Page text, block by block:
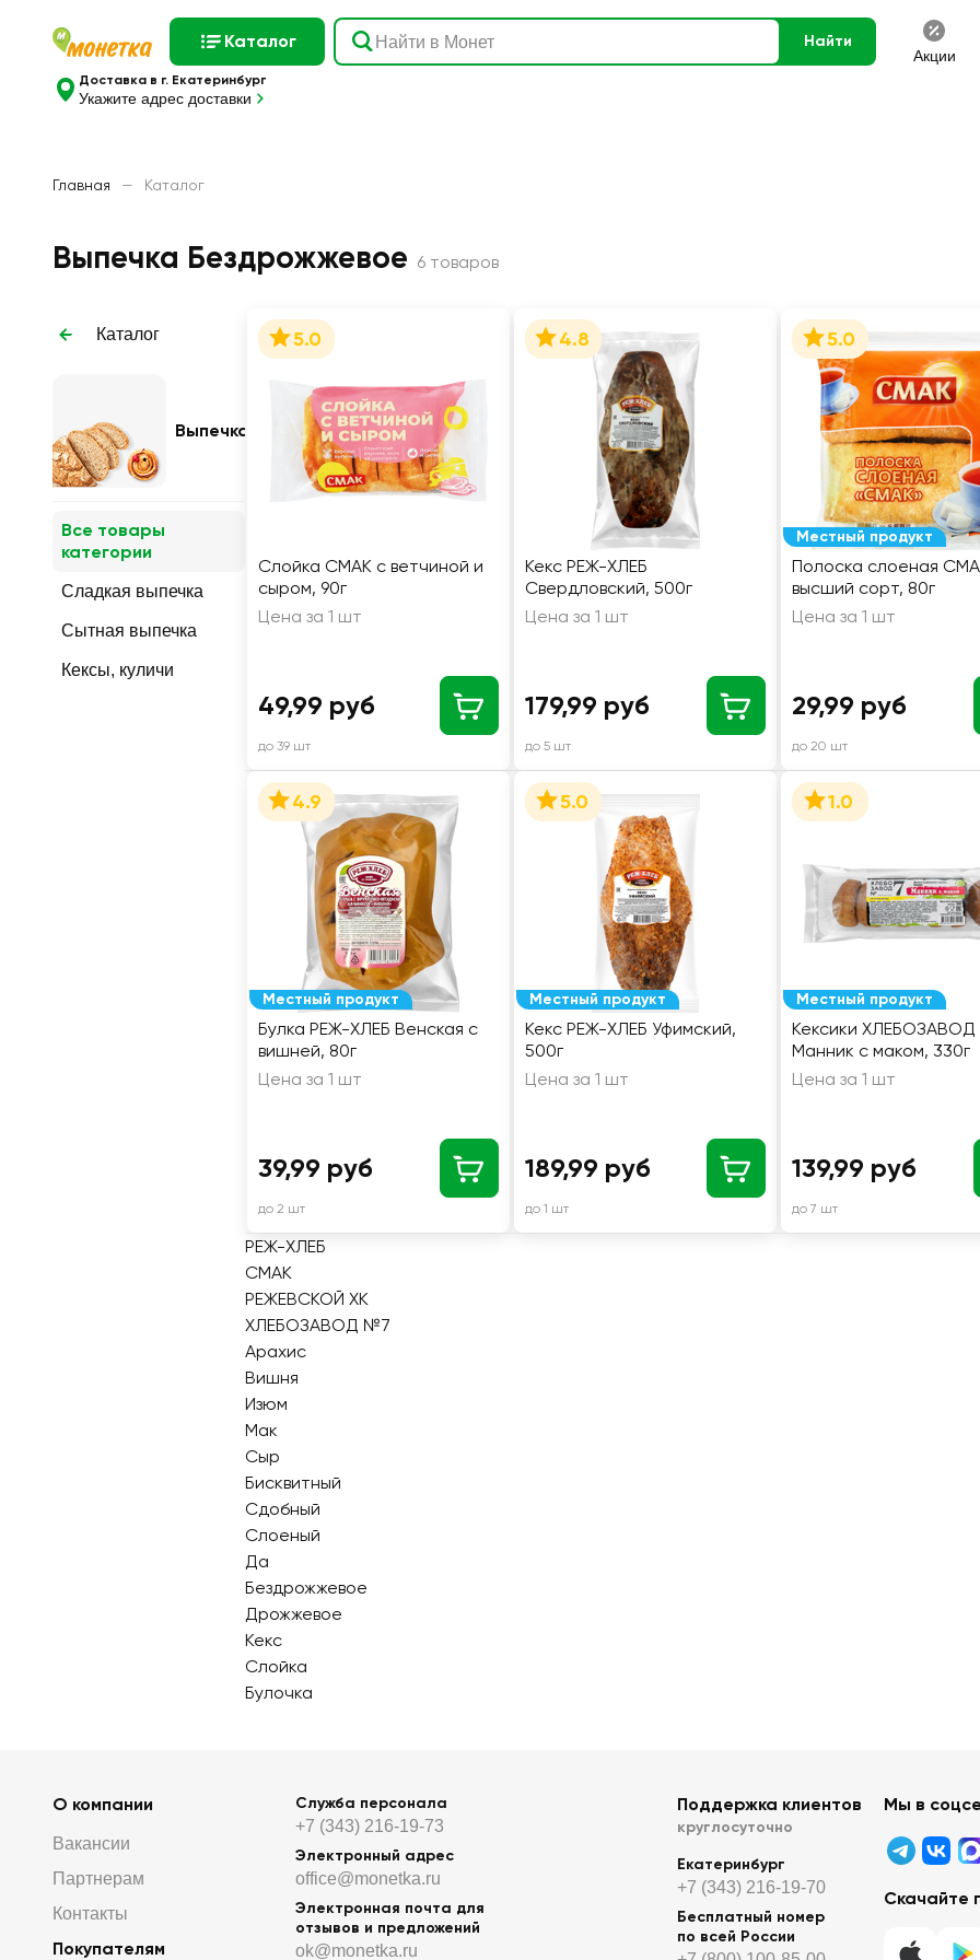
Каталог Найти
Акции
Доставка в г. Екатеринбург
Укажите адрес доставки
Главная — Каталог
Выпечка Бездрожжевое 6 товаров
Каталог
Выпечка
Все товары
категории
Сладкая выпечка
Сытная выпечка
Кексы, куличи
5.0
Слойка СМАК с ветчиной и
сыром, 90г
Цена за 1 шт
49,99 руб
до 39 шт
4.8
Кекс РЕЖ-ХЛЕБ
Свердловский, 500г
Цена за 1 шт
179,99 руб
до 5 шт
Местный продукт
5.0
Полоска слоеная
высший сорт, 80г
Цена за 1 шт
29,99 руб
до 20 шт
Местный продукт
4.9
Булка РЕЖ-ХЛЕБ Венская с
вишней, 80г
Цена за 1 шт
39,99 руб
до 2 шт
Местный продукт
5.0
Кекс РЕЖ-ХЛЕБ Уфимский,
500г
Цена за 1 шт
189,99 руб
до 1 шт
Местный продукт
1.0
Кексики
Манник с маком, 330г
Цена за 1 шт
139,99 руб
до 7 шт
РЕЖ-ХЛЕБ
СМАК
РЕЖЕВСКОЙ ХК
ХЛЕБОЗАВОД №7
Арахис
Вишня
Изюм
Мак
Сыр
Бисквитный
Сдобный
Слоеный
Да
Бездрожжевое
Дрожжевое
Кекс
Слойка
Булочка
О компании
Вакансии
Партнерам
Контакты
Покупателям
Служба персонала
+7 (343) 216-19-73
Электронный адрес
office@monetka.ru
Электронная почта для
отзывов и предложений
ok@monetka.ru
Поддержка клиентов
круглосуточно
Екатеринбург
+7 (343) 216-19-70
Бесплатный номер
по всей России
Мы в
Скачайте